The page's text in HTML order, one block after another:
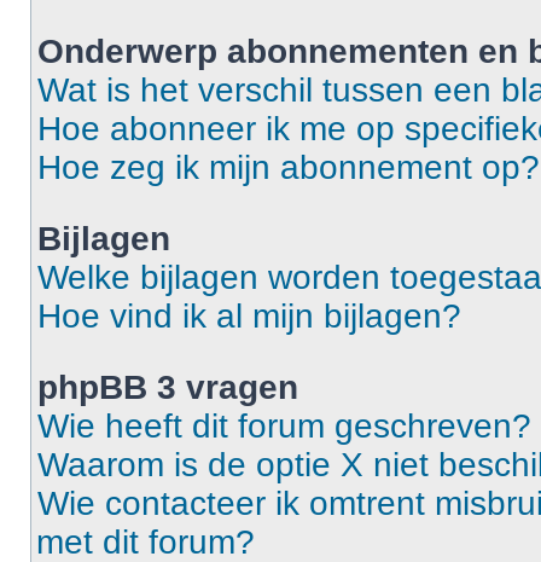
Onderwerp abonnementen en
Wat is het verschil tussen een
Hoe abonneer ik me op
Hoe zeg ik mijn abonnement op?
Bijlagen
Welke bijlagen worden
Hoe vind ik al mijn bijlagen?
phpBB 3 vragen
Wie heeft dit forum geschreven?
Waarom is de optie X niet
Wie contacteer ik omtrent
met dit forum?